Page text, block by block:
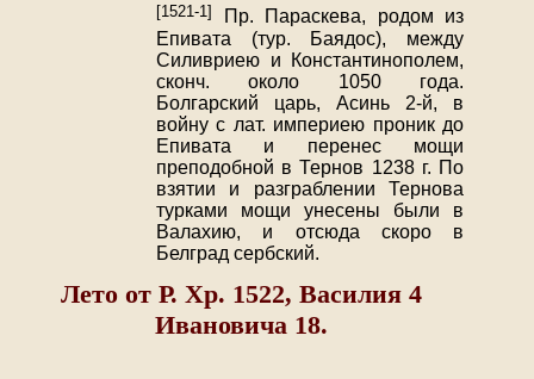
[1521-1]
Пр. Параскева, родом из
Епивата (тур. Баядос), между
Силивриею и Константинополем,
сконч. около 1050 года.
Болгарский царь, Асинь 2-й, в
войну с лат. империею проник до
Епивата и перенес мощи
преподобной в Тернов 1238 г. По
взятии и разграблении Тернова
турками мощи унесены были в
Валахию, и отсюда скоро в
Белград сербский.
Лето от Р. Хр. 1522, Василия 4
Ивановича 18.